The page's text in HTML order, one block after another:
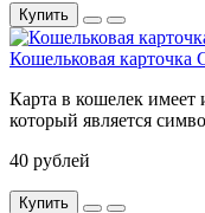
Купить
Кошельковая карточка
Карта в кошелек имеет
который является
40 рублей
Купить